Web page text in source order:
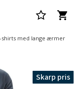
shirts med lange ærmer
Skarp pris